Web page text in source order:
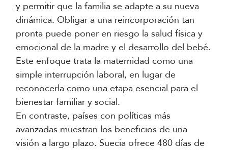
y permitir que la familia se adapte a su nueva
dinámica. Obligar a una reincorporación tan
pronta puede poner en riesgo la salud física y
emocional de la madre y el desarrollo del bebé.
Este enfoque trata la maternidad como una
simple interrupción laboral, en lugar de
reconocerla como una etapa esencial para el
bienestar familiar y social.
En contraste, países con políticas más
avanzadas muestran los beneficios de una
visión a largo plazo. Suecia ofrece 480 días de